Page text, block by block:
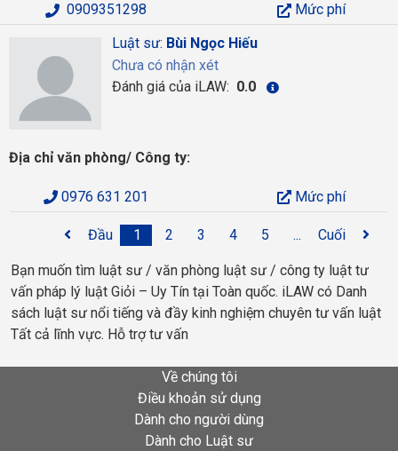
0909351298
Mức phí
Luật sư: Bùi Ngọc Hiếu
Chưa có nhận xét
Đánh giá của iLAW: 0.0
Địa chỉ văn phòng/ Công ty:
0976 631 201 Mức phí
Đầu 1 2 3 4 5 ... Cuối
Bạn muốn tìm luật sư / văn phòng luật sư / công ty luật tư
vấn pháp lý luật Giỏi – Uy Tín tại Toàn quốc. iLAW có Danh
sách luật sư nổi tiếng và đầy kinh nghiệm chuyên tư vấn luật
Tất cả lĩnh vực. Hỗ trợ tư vấn
Về chúng tôi
Điều khoản sử dụng
Dành cho người dùng
Dành cho Luật sư